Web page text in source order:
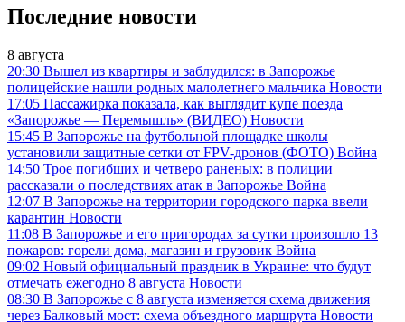
Последние новости
8 августа
20:30 Вышел из квартиры и заблудился: в Запорожье
полицейские нашли родных малолетнего мальчика Новости
17:05 Пассажирка показала, как выглядит купе поезда
«Запорожье — Перемышль» (ВИДЕО) Новости
15:45 В Запорожье на футбольной площадке школы
установили защитные сетки от FPV-дронов (ФОТО) Война
14:50 Трое погибших и четверо раненых: в полиции
рассказали о последствиях атак в Запорожье Война
12:07 В Запорожье на территории городского парка ввели
карантин Новости
11:08 В Запорожье и его пригородах за сутки произошло 13
пожаров: горели дома, магазин и грузовик Война
09:02 Новый официальный праздник в Украине: что будут
отмечать ежегодно 8 августа Новости
08:30 В Запорожье с 8 августа изменяется схема движения
через Балковый мост: схема объездного маршрута Новости